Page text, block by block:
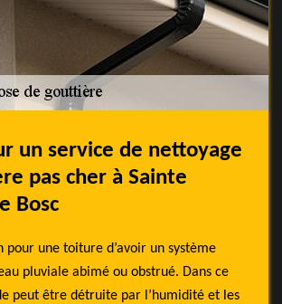
un service de nettoyage
pas cher à Sainte
Bosc
pour une toiture d’avoir un système
pluviale abimé ou obstrué. Dans ce
peut être détruite par l’humidité et les